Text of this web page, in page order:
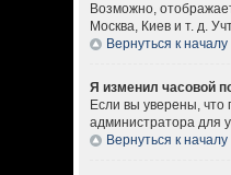
Возможно,
Москва, Киев и т. д.
Вернуться к началу
Я изменил часовой
Если вы уверены, что
администратора для
Вернуться к началу